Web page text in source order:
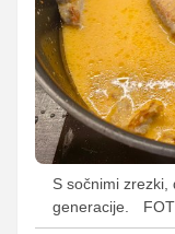
S sočnimi zrezki,
generacije.